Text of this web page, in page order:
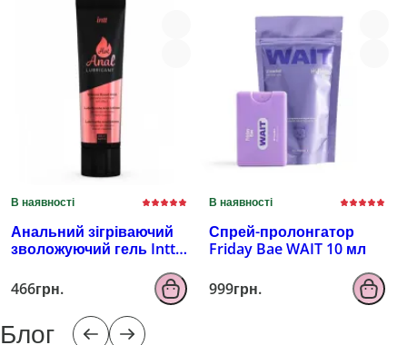
В наявності
Анальний зігріваючий
зволожуючий гель Intt
466грн.
В наявності
Спрей-пролонгатор
Friday Bae WAIT 10 мл
999грн.
Блог